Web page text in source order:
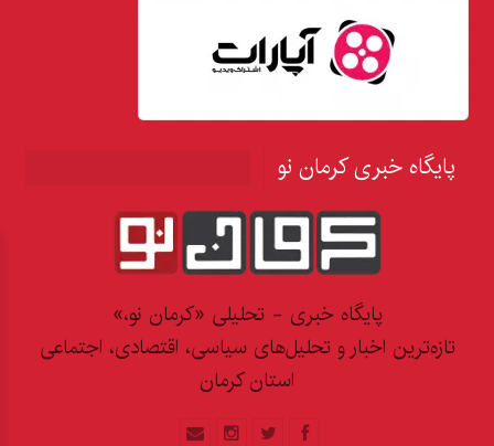
پایگاه خبری کرمان نو
پایگاه خبری - تحلیلی «کرمان نو،»
تازه‌ترین اخبار و تحلیل‌های سیاسی، اقتصادی، اجتماعی
استان کرمان